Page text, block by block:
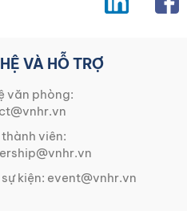
VÀ HỖ TRỢ
văn phòng:
viên:
kiện: event@vnhr.vn